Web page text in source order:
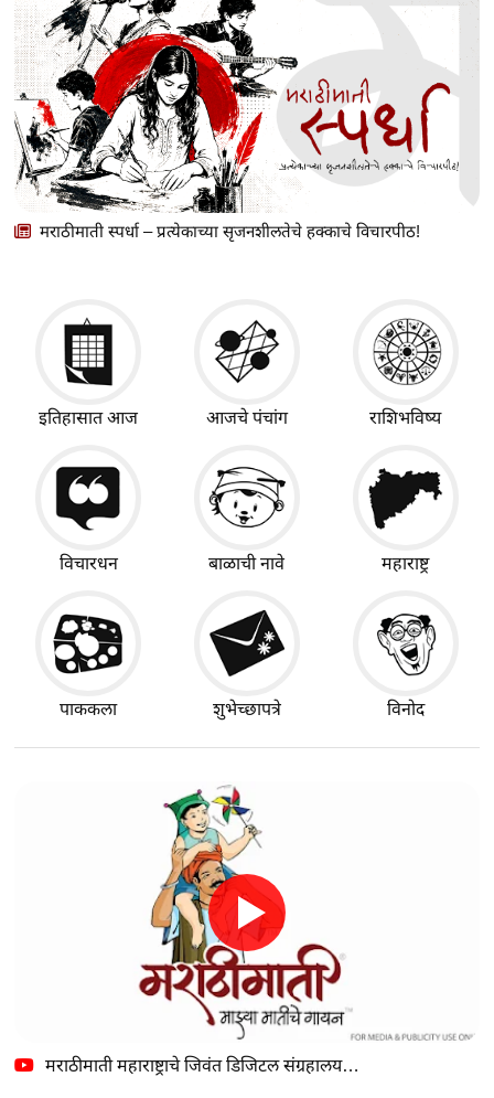
मराठीमाती स्पर्धा – प्रत्येकाच्या सृजनशीलतेचे हक्काचे विचारपीठ!
इतिहासात आज आजचे पंचांग राशिभविष्य
विचारधन बाळाची नावे महाराष्ट्र
पाककला शुभेच्छापत्रे विनोद
मराठीमाती महाराष्ट्राचे जिवंत डिजिटल संग्रहालय…